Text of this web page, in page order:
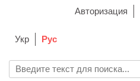
Авторизация
Укр Рус